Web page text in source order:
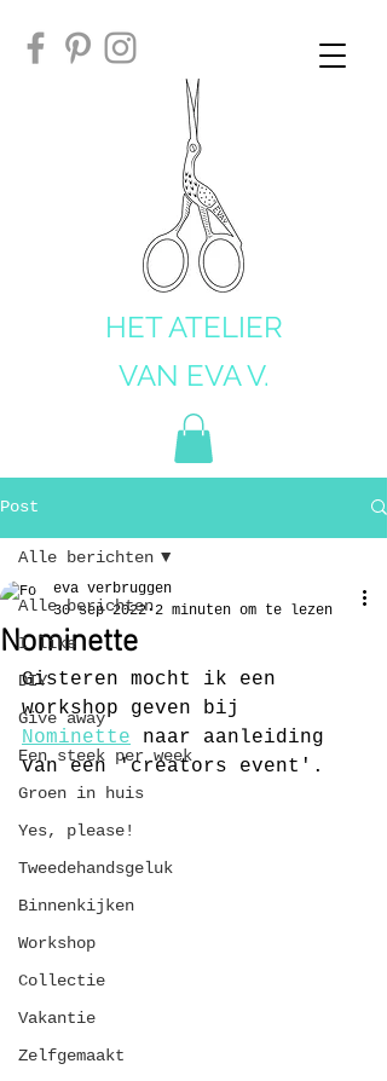
HET ATELIER
VAN EVA V.
Post
Alle berichten
I like
DIY
Give away
Een steek per week
Groen in huis
Yes, please!
Tweedehandsgeluk
Binnenkijken
Workshop
Collectie
Vakantie
Zelfgemaakt
Alle berichten
Nominette
eva verbruggen
30 sep 2022 2 minuten om te lezen
Gisteren mocht ik een
workshop geven bij
Nominette naar aanleiding
van een 'creators event'.